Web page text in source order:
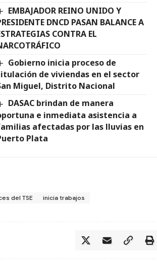
EMBAJADOR REINO UNIDO Y
DNCD PASAN BALANCE A
CONTRA EL
Gobierno inicia proceso de
de viviendas en el sector
Miguel, Distrito Nacional
DASAC brindan de manera
e inmediata asistencia a
afectadas por las lluvias en
Plata
del TSE inicia trabajos